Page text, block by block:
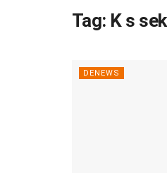
Tag: K s
DENEWS